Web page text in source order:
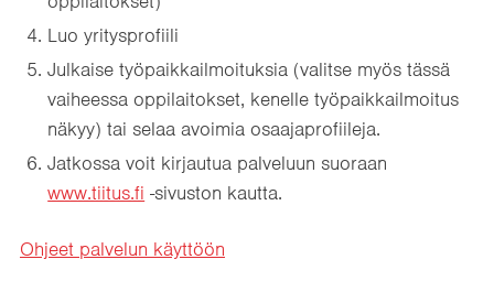
Luo yritysprofiili
Julkaise työpaikkailmoituksia (valitse myös tässä
vaiheessa oppilaitokset, kenelle työpaikkailmoitus
näkyy) tai selaa avoimia osaajaprofiileja.
Jatkossa voit kirjautua palveluun suoraan
www.tiitus.fi -sivuston kautta.
Ohjeet palvelun käyttöön